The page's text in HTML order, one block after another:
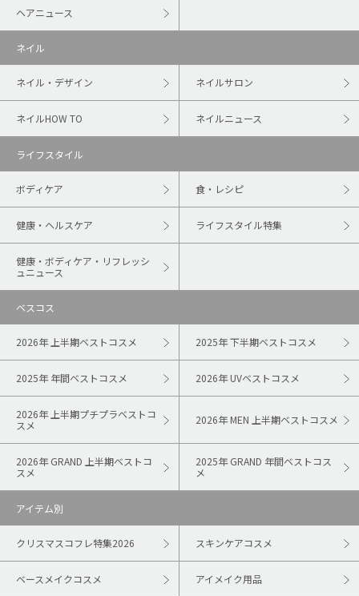
ヘアニュース
ネイル
ネイル・デザイン ネイルサロン
ネイルHOW TO ネイルニュース
ライフスタイル
ボディケア 食・レシピ
健康・ヘルスケア ライフスタイル特集
健康・ボディケア・リフレッシ
ュニュース
ベスコス
2026年 上半期ベストコスメ 2025年 下半期ベストコスメ
2025年 年間ベストコスメ 2026年 UVベストコスメ
2026年 上半期プチプラベストコ
スメ
2026年 MEN 上半期ベストコスメ
2026年 GRAND 上半期ベストコ
スメ
2025年 GRAND 年間ベストコス
メ
アイテム別
クリスマスコフレ特集2026 スキンケアコスメ
ベースメイクコスメ アイメイク用品